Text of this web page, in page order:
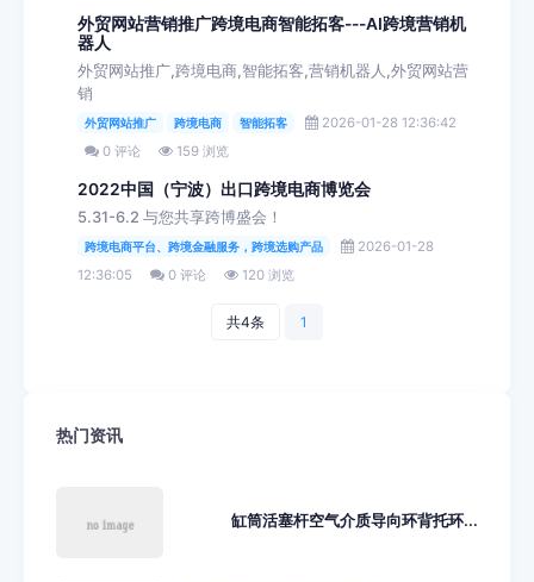
外贸网站营销推广跨境电商智能拓客---AI跨境营销机
器人
外贸网站推广,跨境电商,智能拓客,营销机器人,外贸网站营
销
外贸网站推广 跨境电商 智能拓客
2026-01-28 12:36:42
0 评论
159 浏览
2022中国（宁波）出口跨境电商博览会
5.31-6.2 与您共享跨博盛会！
跨境电商平台、跨境金融服务，跨境选购产品
2026-01-28
12:36:05
0 评论 120 浏览
共4条 1
热门资讯
缸筒活塞杆空气介质导向环背托环...